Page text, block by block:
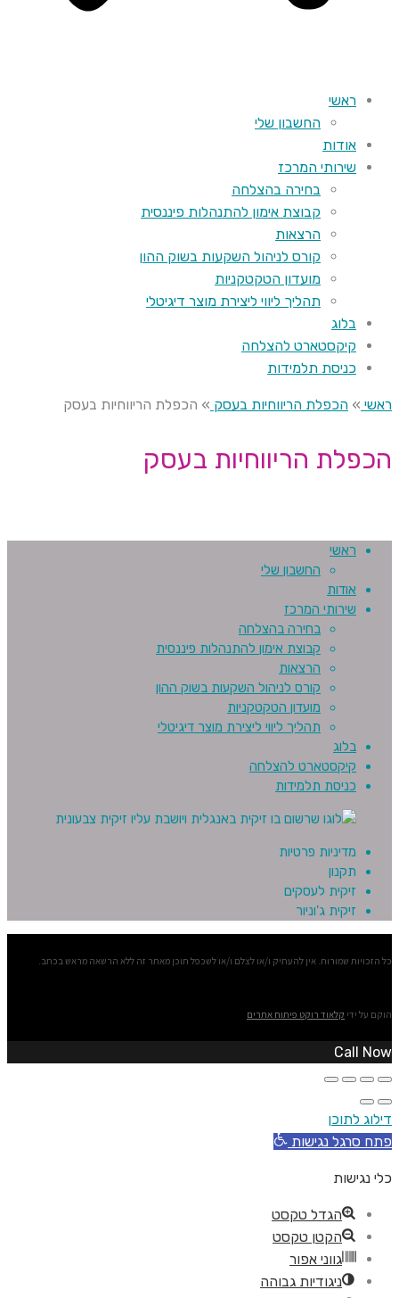
ראשי
החשבון שלי
אודות
שירותי המרכז
בחירה בהצלחה
קבוצת אימון להתנהלות פיננסית
הרצאות
קורס לניהול השקעות בשוק ההון
מועדון הטקטקניות
תהליך ליווי ליצירת מוצר דיגיטלי
בלוג
קיקסטארט להצלחה
כניסת תלמידות
ראשי » הכפלת הריווחיות בעסק » הכפלת הריווחיות בעסק
הכפלת הריווחיות בעסק
ראשי
החשבון שלי
אודות
שירותי המרכז
בחירה בהצלחה
קבוצת אימון להתנהלות פיננסית
הרצאות
קורס לניהול השקעות בשוק ההון
מועדון הטקטקניות
תהליך ליווי ליצירת מוצר דיגיטלי
בלוג
קיקסטארט להצלחה
כניסת תלמידות
מדיניות פרטיות
תקנון
זיקית לעסקים
זיקית ג'וניור
כל הזכויות שמורות. אין להעתיק ו/או לצלם ו/או לשכפל תוכן מאתר זה ללא הרשאה מראש בכתב.
הוקם על ידי קלאוד רוקט פיתוח אתרים
Call Now
דילוג לתוכן
פתח סרגל נגישות
כלי נגישות
הגדל טקסט
הקטן טקסט
גווני אפור
ניגודיות גבוהה